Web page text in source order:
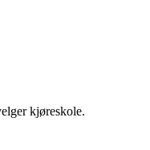
kjøreskole.